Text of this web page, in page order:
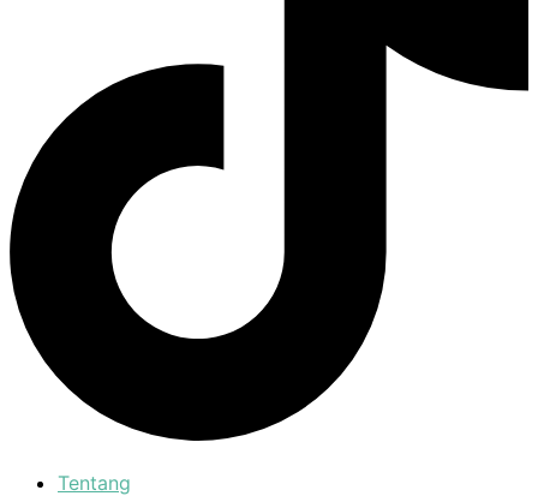
Tentang